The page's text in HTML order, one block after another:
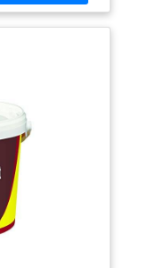
des tiges
NUTRITION
durable. FACILE
permet un
gaspillage.
en matière
l’équilibre
croissance